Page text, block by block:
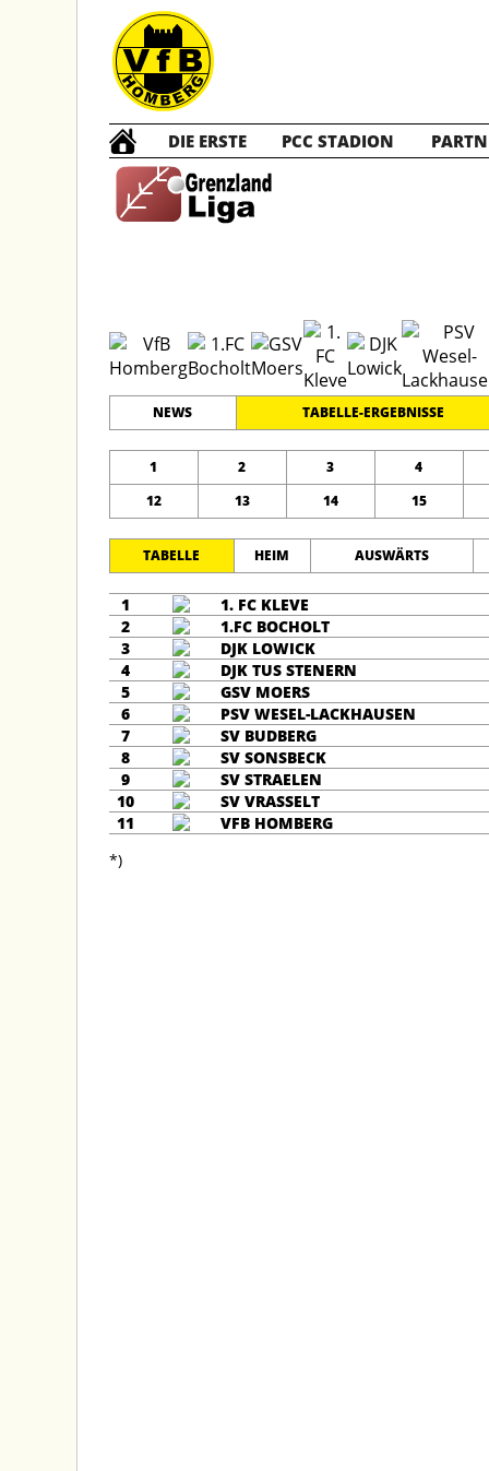
DIE ERSTE PCC STADION
NEWS TABELLE-ERGEBNISSE
1 2 3
4
12
13 14 15
TABELLE HEIM AUSWÄRTS
1
1. FC KLEVE
2
1.FC BOCHOLT
3
DJK LOWICK
4
DJK TUS STENERN
5
GSV MOERS
6
PSV WESEL-LACKHAUSEN
7
SV BUDBERG
8
SV SONSBECK
9
SV STRAELEN
10
SV VRASSELT
11
VFB HOMBERG
*)